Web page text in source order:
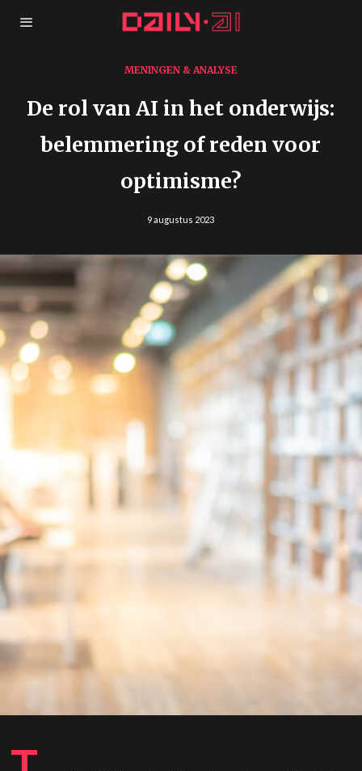
MENINGEN & ANALYSE
De rol van AI in het onderwijs:
belemmering of reden voor
optimisme?
9 augustus 2023